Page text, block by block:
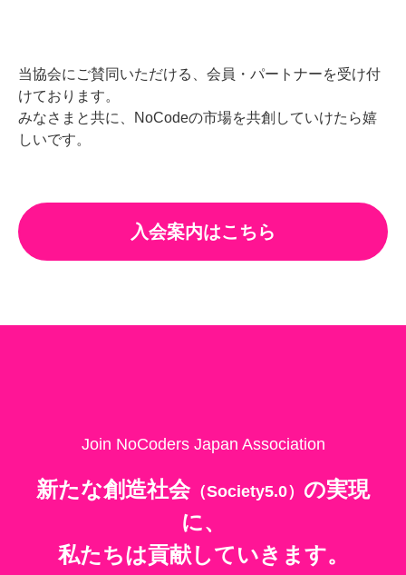
当協会にご賛同いただける、会員・パートナーを受け付
けております。
みなさまと共に、NoCodeの市場を共創していけたら嬉
しいです。
入会案内はこちら
Join NoCoders Japan Association
新たな創造社会（Society5.0） の実現
に、
私たちは貢献していきます。